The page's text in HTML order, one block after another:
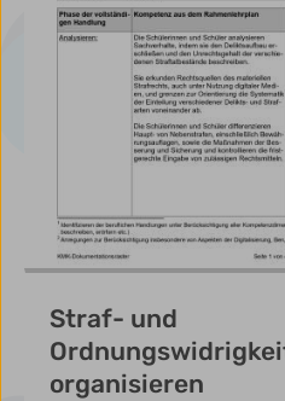
Straf- und
organisieren